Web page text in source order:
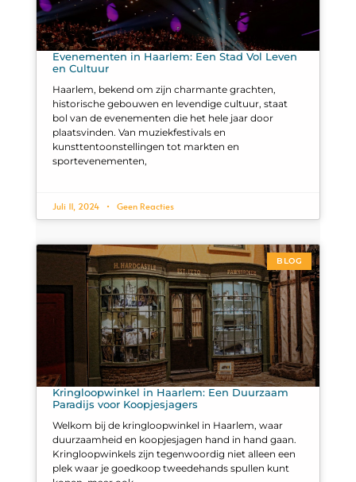
Evenementen in Haarlem: Een Stad Vol Leven
en Cultuur
Haarlem, bekend om zijn charmante grachten,
historische gebouwen en levendige cultuur, staat
bol van de evenementen die het hele jaar door
plaatsvinden. Van muziekfestivals en
kunsttentoonstellingen tot markten en
sportevenementen,
Juli 11, 2024 Geen Reacties
BLOG
Kringloopwinkel in Haarlem: Een Duurzaam
Paradijs voor Koopjesjagers
Welkom bij de kringloopwinkel in Haarlem, waar
duurzaamheid en koopjesjagen hand in hand gaan.
Kringloopwinkels zijn tegenwoordig niet alleen een
plek waar je goedkoop tweedehands spullen kunt